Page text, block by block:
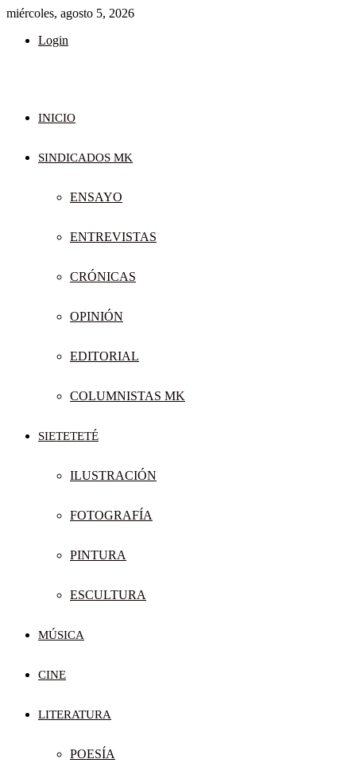
miércoles, agosto 5, 2026
Login
INICIO
SINDICADOS MK
ENSAYO
ENTREVISTAS
CRÓNICAS
OPINIÓN
EDITORIAL
COLUMNISTAS MK
SIETETETÉ
ILUSTRACIÓN
FOTOGRAFÍA
PINTURA
ESCULTURA
MÚSICA
CINE
LITERATURA
POESÍA